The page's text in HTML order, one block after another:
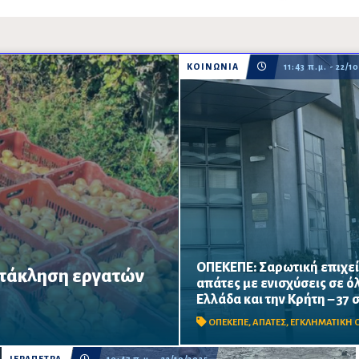
εργατών
Κυβερνητική παρέμβαση
περιόδου στη Μεσσηνία
ΚΟΙΝΩΝΙΑ 11:43 π.μ. - 22/
ΟΠΕΚΕΠΕ: Σαρωτική
απάτες με ενισχύσεις σε
Ελλάδα και την Κρήτη – 37
ΟΠΕΚΕΠΕ,ΑΠΑΤΕΣ, ΕΓΚΛΗΜΑΤΙΚΗ
Η Υποδιεύθυνση
Οργανωμένου Εγκλήματος
εγκληματική οργάνωση σε όλη